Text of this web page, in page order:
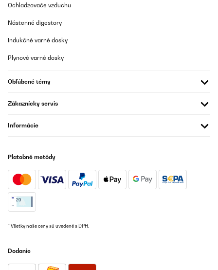
Ochladzovače vzduchu
Nástenné digestory
Indukčné varné dosky
Plynové varné dosky
Obľúbené témy
Zákaznícky servis
Informácie
Platobné metódy
* Všetky naše ceny sú uvedené s DPH.
Dodanie